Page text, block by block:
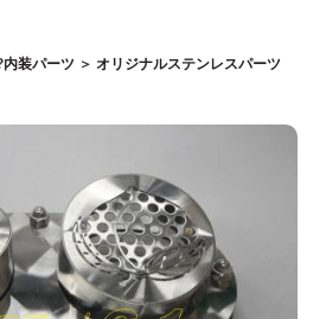
内装パーツ ＞ オリジナルステンレスパーツ